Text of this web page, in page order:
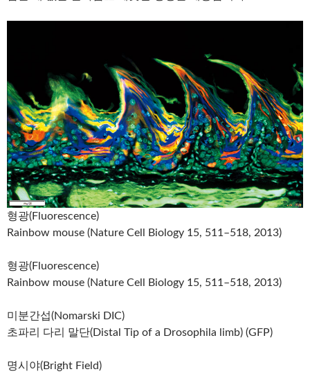
형광(Fluorescence)
Rainbow mouse (Nature Cell Biology 15, 511–518, 2013)
형광(Fluorescence)
Rainbow mouse (Nature Cell Biology 15, 511–518, 2013)
미분간섭(Nomarski DIC)
초파리 다리 말단(Distal Tip of a Drosophila limb) (GFP)
명시야(Bright Field)